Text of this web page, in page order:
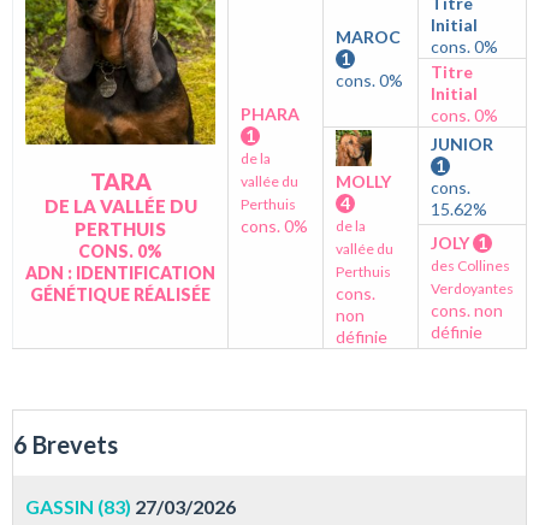
TARA
DE LA VALLÉE DU
PERTHUIS
CONS. 0%
ADN : IDENTIFICATION
GÉNÉTIQUE RÉALISÉE
PHARA
1
de la
vallée du
Perthuis
cons. 0%
MAROC
1
cons. 0%
Initial
cons. 0%
Titre
Initial
cons. 0%
MOLLY
4
de la
vallée du
Perthuis
cons.
non
définie
JUNIOR
1
cons.
15.62%
JOLY 1
des Collines
Verdoyantes
cons. non
définie
6 Brevets
GASSIN (83) 27/03/2026